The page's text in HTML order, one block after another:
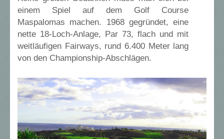
einem Spiel auf dem Golf Course
Maspalomas machen. 1968 gegründet, eine
nette 18-Loch-Anlage, Par 73, flach und mit
weitläufigen Fairways, rund 6.400 Meter lang
von den Championship-Abschlägen.